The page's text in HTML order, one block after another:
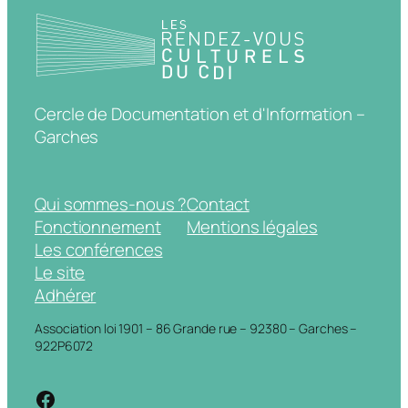
Cercle de Documentation et d'Information –
Garches
Qui sommes-nous ?
Fonctionnement
Les conférences
Le site
Adhérer
Contact
Mentions légales
Association loi 1901 – 86 Grande rue – 92380 – Garches –
922P6072
https://www.facebook.com/